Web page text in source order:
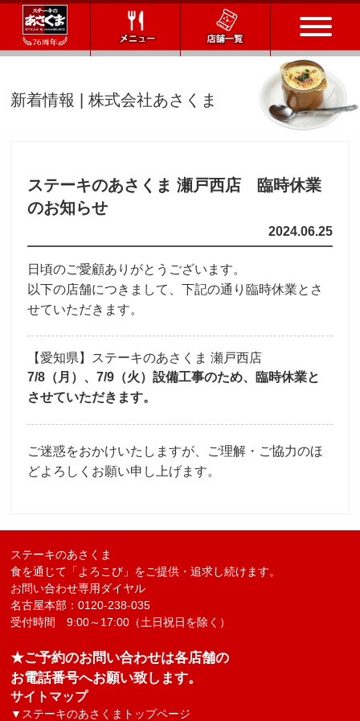
メニュー
会社情報
通販サイト
お問い合わせ
採用情報
採用トップ
新卒採用
中途採用
新着情報 | 株式会社あさくま
ステーキのあさくま 瀬戸西店 臨時休業
のお知らせ
2024.06.25
日頃のご愛顧ありがとうございます。
以下の店舗につきまして、下記の通り臨時休業とさ
せていただきます。
【愛知県】ステーキのあさくま 瀬戸西店
7/8（月）、7/9（火）設備工事のため、臨時休業と
させていただきます。
ご迷惑をおかけいたしますが、ご理解・ご協力のほ
どよろしくお願い申し上げます。
ステーキのあさくま
食を通じて「よろこび」をご提供・追求し続けます。
お問い合わせ専用ダイヤル
名古屋本部：0120-238-035
受付時間 9:00～17:00（土日祝日を除く）
★ご予約のお問い合わせは各店舗の
お電話番号へお願い致します。
サイトマップ
▼ ステーキのあさくまトップページ